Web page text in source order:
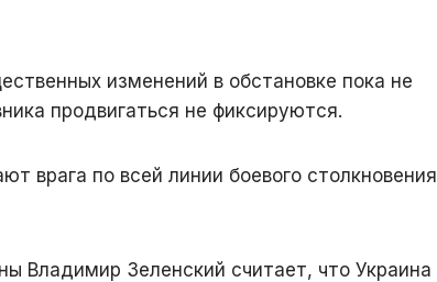
изменений в обстановке пока не
продвигаться не фиксируются.
врага по всей линии боевого столкновения
Владимир Зеленский считает, что Украина